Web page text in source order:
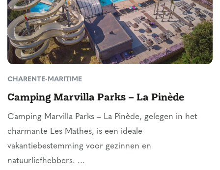
CHARENTE-MARITIME
Camping Marvilla Parks – La Pinède
Camping Marvilla Parks – La Pinède, gelegen in het
charmante Les Mathes, is een ideale
vakantiebestemming voor gezinnen en
natuurliefhebbers. ...